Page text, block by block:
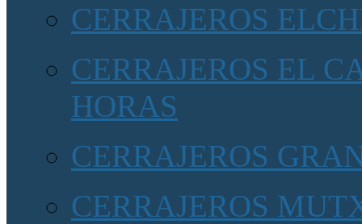
CERRAJEROS
CERRAJEROS EL
HORAS
CERRAJEROS
CERRAJEROS